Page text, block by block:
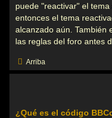
puede "reactivar" el
entonces el tema
alcanzado aún. También
las reglas del foro antes
Arriba
¿Qué es el código